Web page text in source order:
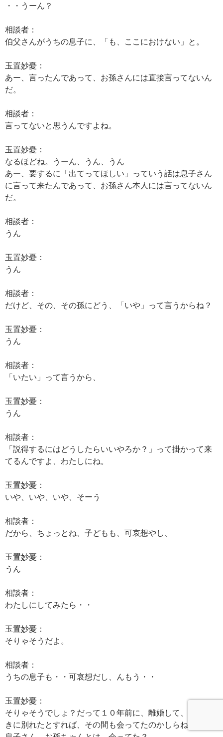
・・うーん？
相談者：
伯父さんがうちの息子に、「も、ここにおけない」と。
玉置妙憂：
あー、言ったんであって、お孫さんには直接言ってないん
だ。
相談者：
言ってないと思うんですよね。
玉置妙憂：
なるほどね。うーん、うん、うん
あー、要するに「出てってほしい」っていう話は息子さん
に言って来たんであって、お孫さん本人には言ってないん
だ。
相談者：
うん
玉置妙憂：
うん
相談者：
だけど、その、その孫にどう、「いや」って言うからね？
玉置妙憂：
うん
相談者：
「いたい」って言うから、
玉置妙憂：
うん
相談者：
「説得するにはどうしたらいいやろか？」って掛かって来
てるんですよ、わたしにね。
玉置妙憂：
いや、いや、いや、そーう
相談者：
だから、ちょっとね、子どもも、可哀想やし、
玉置妙憂：
うん
相談者：
わたしにしてみたら・・
玉置妙憂：
そりゃそうだよ。
相談者：
うちの息子も・・可哀想だし、んもう・・
玉置妙憂：
そりゃそうでしょ？だって１０年前に、離婚して、そのと
きに別れたとすれば、その間も会ってたのかしらね？・・